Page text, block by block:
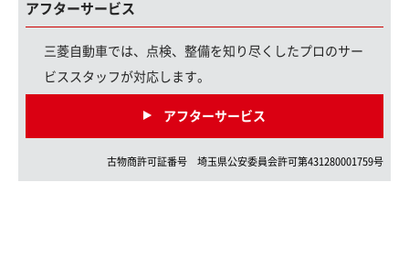
アフターサービス
三菱自動車では、点検、整備を知り尽くしたプロのサー
ビススタッフが対応します。
アフターサービス
古物商許可証番号 埼玉県公安委員会許可第431280001759号